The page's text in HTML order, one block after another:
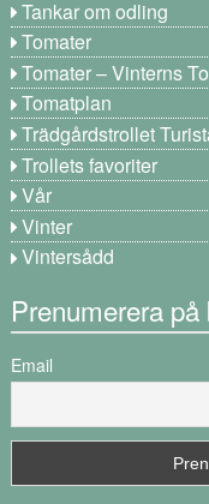
Tankar om odling
Tomater
Tomater – Vinterns
Tomatplan
Trädgårdstrollet
Trollets favoriter
Vår
Vinter
Vintersådd
Prenumerera
Email